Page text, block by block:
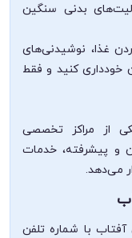
بدنی سنگین
غذا، نوشیدنی‌های
خودداری کنید و فقط
از مراکز تخصصی
و پیشرفته، خدمات
می‌دهد.
با شماره تلفن